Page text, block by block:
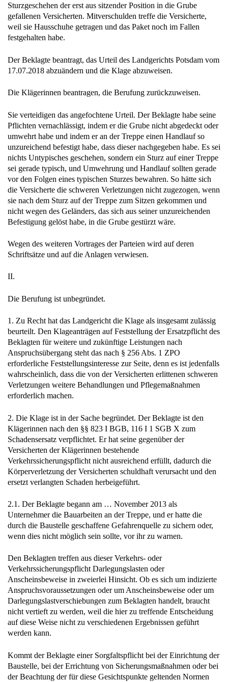
Sturzgeschehen der erst aus sitzender Position in die Grube
gefallenen Versicherten. Mitverschulden treffe die Versicherte,
weil sie Hausschuhe getragen und das Paket noch im Fallen
festgehalten habe.
Der Beklagte beantragt, das Urteil des Landgerichts Potsdam vom
17.07.2018 abzuändern und die Klage abzuweisen.
Die Klägerinnen beantragen, die Berufung zurückzuweisen.
Sie verteidigen das angefochtene Urteil. Der Beklagte habe seine
Pflichten vernachlässigt, indem er die Grube nicht abgedeckt oder
umwehrt habe und indem er an der Treppe einen Handlauf so
unzureichend befestigt habe, dass dieser nachgegeben habe. Es sei
nichts Untypisches geschehen, sondern ein Sturz auf einer Treppe
sei gerade typisch, und Umwehrung und Handlauf sollten gerade
vor den Folgen eines typischen Sturzes bewahren. So hätte sich
die Versicherte die schweren Verletzungen nicht zugezogen, wenn
sie nach dem Sturz auf der Treppe zum Sitzen gekommen und
nicht wegen des Geländers, das sich aus seiner unzureichenden
Befestigung gelöst habe, in die Grube gestürzt wäre.
Wegen des weiteren Vortrages der Parteien wird auf deren
Schriftsätze und auf die Anlagen verwiesen.
II.
Die Berufung ist unbegründet.
1. Zu Recht hat das Landgericht die Klage als insgesamt zulässig
beurteilt. Den Klageanträgen auf Feststellung der Ersatzpflicht des
Beklagten für weitere und zukünftige Leistungen nach
Anspruchsübergang steht das nach § 256 Abs. 1 ZPO
erforderliche Feststellungsinteresse zur Seite, denn es ist jedenfalls
wahrscheinlich, dass die von der Versicherten erlittenen schweren
Verletzungen weitere Behandlungen und Pflegemaßnahmen
erforderlich machen.
2. Die Klage ist in der Sache begründet. Der Beklagte ist den
Klägerinnen nach den §§ 823 I BGB, 116 I 1 SGB X zum
Schadensersatz verpflichtet. Er hat seine gegenüber der
Versicherten der Klägerinnen bestehende
Verkehrssicherungspflicht nicht ausreichend erfüllt, dadurch die
Körperverletzung der Versicherten schuldhaft verursacht und den
ersetzt verlangten Schaden herbeigeführt.
2.1. Der Beklagte begann am … November 2013 als
Unternehmer die Bauarbeiten an der Treppe, und er hatte die
durch die Baustelle geschaffene Gefahrenquelle zu sichern oder,
wenn dies nicht möglich sein sollte, vor ihr zu warnen.
Den Beklagten treffen aus dieser Verkehrs- oder
Verkehrssicherungspflicht Darlegungslasten oder
Anscheinsbeweise in zweierlei Hinsicht. Ob es sich um indizierte
Anspruchsvoraussetzungen oder um Anscheinsbeweise oder um
Darlegungslastverschiebungen zum Beklagten handelt, braucht
nicht vertieft zu werden, weil die hier zu treffende Entscheidung
auf diese Weise nicht zu verschiedenen Ergebnissen geführt
werden kann.
Kommt der Beklagte einer Sorgfaltspflicht bei der Einrichtung der
Baustelle, bei der Errichtung von Sicherungsmaßnahmen oder bei
der Beachtung der für diese Gesichtspunkte geltenden Normen